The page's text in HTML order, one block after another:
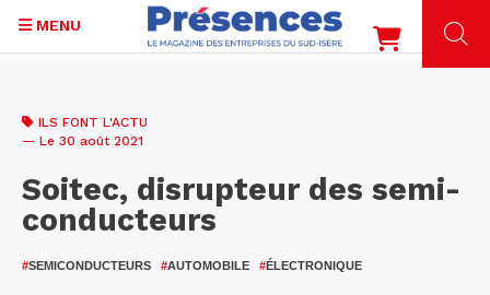
contenu
MENU
ILS FONT L'ACTU
— Le 30 août 2021
Soitec, disrupteur des semi-
conducteurs
#SEMICONDUCTEURS #AUTOMOBILE #ÉLECTRONIQUE